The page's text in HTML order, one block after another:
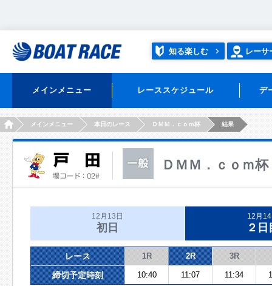
知る楽しむ レーサ
メインメニュー レーススケジュール デ
HOMEメインメニュー 本日のレース ＤＭＭ．ｃｏｍ杯 結果
ＤＭＭ．ｃｏｍ杯
12月13日
初日
12月
２日
レース 1R 2R 3R
締切予定時刻 10:40 11:07 11:34